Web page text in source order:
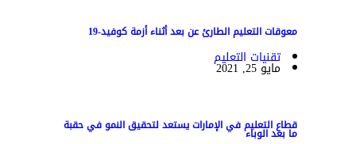
معوقات التعليم الطارئ عن بعد أثناء أزمة كوفيد-19
تقنيات التعليم
مايو 25, 2021
قطاع التعليم في الإمارات يستعد لتحقيق النمو في حقبة
ما بعد الوباء